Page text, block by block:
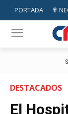
PORTADA ✟
DESTACADOS
El